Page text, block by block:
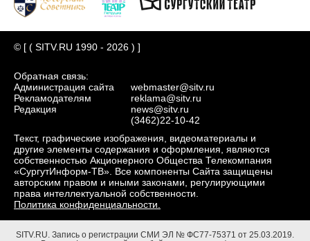
© [ ( SITV.RU 1990 - 2026 ) ]
Обратная связь:
Администрация сайта
Рекламодателям
Редакция
webmaster@sitv.ru
reklama@sitv.ru
news@sitv.ru
(3462)22-10-42
Текст, графические изображения, видеоматериалы и
другие элементы содержания и оформления, являются
собственностью Акционерного Общества Телекомпания
«СургутИнформ-ТВ». Все компоненты Сайта защищены
авторским правом и иными законами, регулирующими
права интеллектуальной собственности.
Политика конфиденциальности.
SITV.RU. Запись о регистрации СМИ ЭЛ № ФС77-75371 от 25.03.2019.